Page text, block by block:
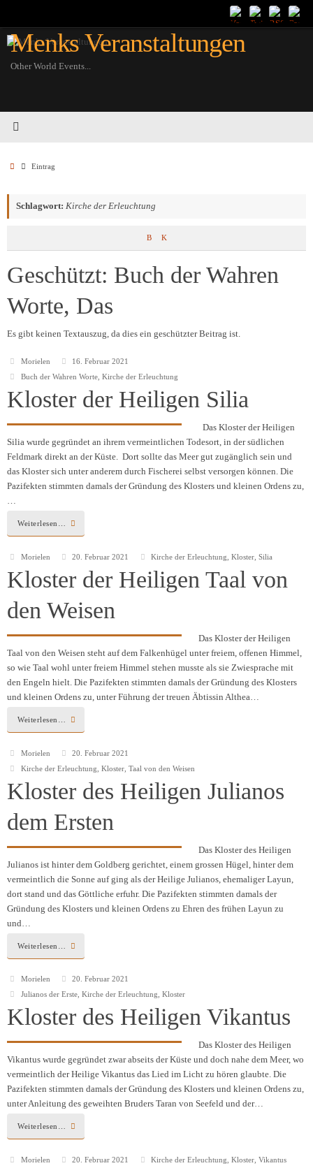
springen
Menks Veranstaltungen
Other World Events...
Startseite
Eintrag
Schlagwort: Kirche der Erleuchtung
B K
Geschützt: Buch der Wahren
Worte, Das
Es gibt keinen Textauszug, da dies ein geschützter Beitrag ist.
Morielen
16. Februar 2021
Buch der Wahren Worte, Kirche der Erleuchtung
Kloster der Heiligen Silia
Das Kloster der Heiligen
Silia wurde gegründet an ihrem vermeintlichen Todesort, in der südlichen
Feldmark direkt an der Küste. Dort sollte das Meer gut zugänglich sein und
das Kloster sich unter anderem durch Fischerei selbst versorgen können. Die
Pazifekten stimmten damals der Gründung des Klosters und kleinen Ordens zu,
…
Weiterlesen…
Morielen 20. Februar 2021 Kirche der Erleuchtung Kloster, Silia
Kloster der Heiligen Taal von
den Weisen
Das Kloster der Heiligen
Taal von den Weisen steht auf dem Falkenhügel unter freiem, offenen Himmel,
so wie Taal wohl unter freiem Himmel stehen musste als sie Zwiesprache mit
den Engeln hielt. Die Pazifekten stimmten damals der Gründung des Klosters
und kleinen Ordens zu, unter Führung der treuen Äbtissin Althea…
Weiterlesen…
Morielen
20. Februar 2021
Kirche der Erleuchtung Kloster, Taal von den Weisen
Kloster des Heiligen Julianos
dem Ersten
Das Kloster des Heiligen
Julianos ist hinter dem Goldberg gerichtet, einem grossen Hügel, hinter dem
vermeintlich die Sonne auf ging als der Heilige Julianos, ehemaliger Layun,
dort stand und das Göttliche erfuhr. Die Pazifekten stimmten damals der
Gründung des Klosters und kleinen Ordens zu Ehren des frühen Layun zu
und…
Weiterlesen…
Morielen
20. Februar 2021
Julianos der Erste, Kirche der Erleuchtung Kloster
Kloster des Heiligen Vikantus
Das Kloster des Heiligen
Vikantus wurde gegründet zwar abseits der Küste und doch nahe dem Meer, wo
vermeintlich der Heilige Vikantus das Lied im Licht zu hören glaubte. Die
Pazifekten stimmten damals der Gründung des Klosters und kleinen Ordens zu,
unter Anleitung des geweihten Bruders Taran von Seefeld und der…
Weiterlesen…
Morielen 20. Februar 2021 Kirche der Erleuchtung Kloster, Vikantus